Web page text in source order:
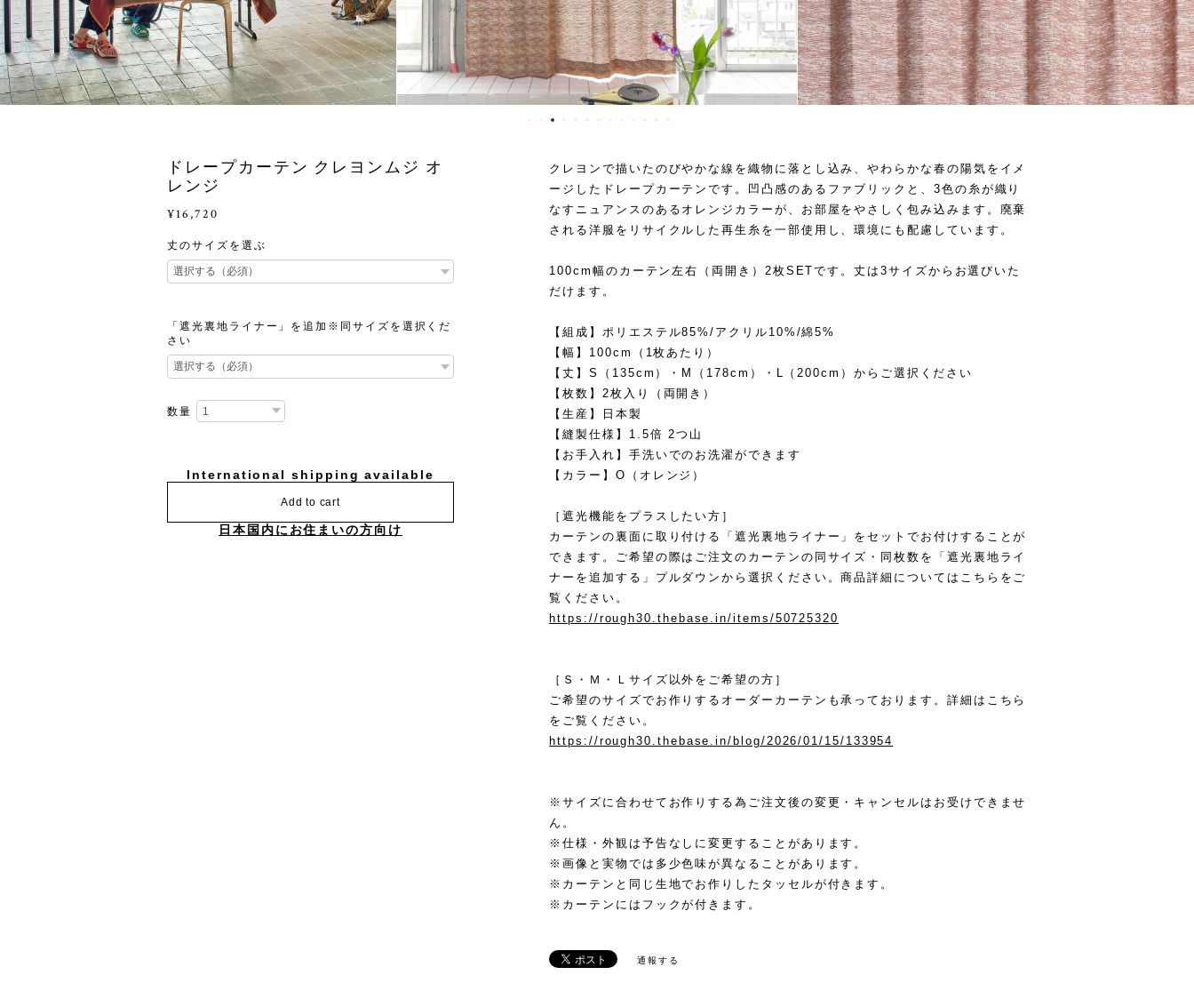
ドレープカーテン クレヨンムジ オ
レンジ
¥16,720
丈のサイズを選ぶ
「遮光裏地ライナー」を追加※同サイズを選択くだ
さい
数量
International shipping available
Add to cart
日本国内にお住まいの方向け
クレヨンで描いたのびやかな線を織物に落とし込み、やわらかな春の陽気をイメ
ージしたドレープカーテンです。凹凸感のあるファブリックと、3色の糸が織り
なすニュアンスのあるオレンジカラーが、お部屋をやさしく包み込みます。廃棄
される洋服をリサイクルした再生糸を一部使用し、環境にも配慮しています。
100cm幅のカーテン左右（両開き）2枚SETです。丈は3サイズからお選びいた
だけます。
【組成】ポリエステル85%/アクリル10%/綿5%
【幅】100cm（1枚あたり）
【丈】S（135cm）・M（178cm）・L（200cm）からご選択ください
【枚数】2枚入り（両開き）
【生産】日本製
【縫製仕様】1.5倍 2つ山
【お手入れ】手洗いでのお洗濯ができます
【カラー】O（オレンジ）
［遮光機能をプラスしたい方］
カーテンの裏面に取り付ける「遮光裏地ライナー」をセットでお付けすることが
できます。ご希望の際はご注文のカーテンの同サイズ・同枚数を「遮光裏地ライ
ナーを追加する」プルダウンから選択ください。商品詳細についてはこちらをご
覧ください。
https://rough30.thebase.in/items/50725320
［Ｓ・Ｍ・Ｌサイズ以外をご希望の方］
ご希望のサイズでお作りするオーダーカーテンも承っております。詳細はこちら
をご覧ください。
https://rough30.thebase.in/blog/2026/01/15/133954
※サイズに合わせてお作りする為ご注文後の変更・キャンセルはお受けできませ
ん。
※仕様・外観は予告なしに変更することがあります。
※画像と実物では多少色味が異なることがあります。
※カーテンと同じ生地でお作りしたタッセルが付きます。
※カーテンにはフックが付きます。
通報する